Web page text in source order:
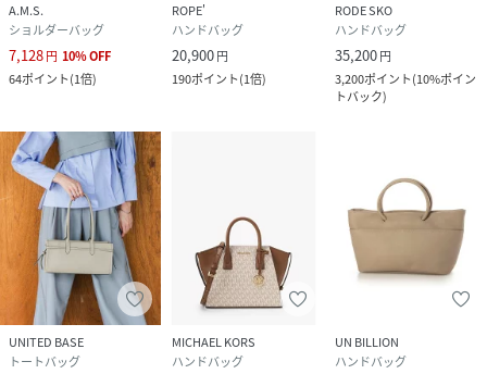
A.M.S.
ショルダーバッグ
7,128円 10%OFF
64ポイント(1倍)
ROPE'
ハンドバッグ
20,900円
190ポイント(1倍)
RODE SKO
ハンドバッグ
35,200円
3,200ポイント(10%ポイン
トバック)
UNITED BASE
トートバッグ
MICHAEL KORS
ハンドバッグ
UN BILLION
ハンドバッグ